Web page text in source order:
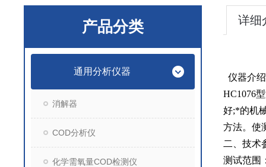
产品分类
通用分析仪器
消解器
COD分析仪
化学需氧量COD检测仪
详细
一、仪器介绍
HC1076
好;*的机
方法。使
二、 技术
测试范围